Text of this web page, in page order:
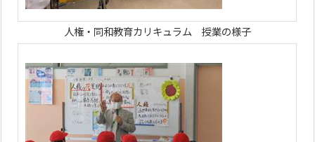
人権・同和教育カリキュラム 授業の様子